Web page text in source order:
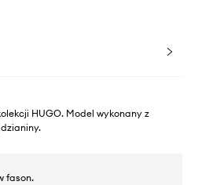
HUGO. Model wykonany z
fason.